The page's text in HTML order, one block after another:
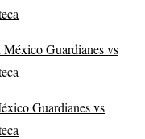
Guardianes vs
Guardianes vs